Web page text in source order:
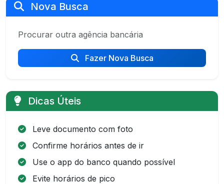
Nova Busca
Procurar outra agência bancária
Fazer Nova Busca
Dicas Úteis
Leve documento com foto
Confirme horários antes de ir
Use o app do banco quando possível
Evite horários de pico